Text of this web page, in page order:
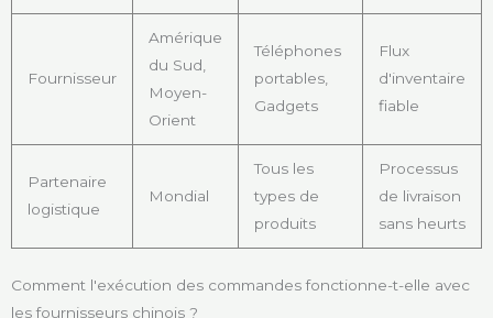
Fournisseur
Amérique
du Sud,
Moyen-
Orient
Téléphones
portables,
Gadgets
Flux
d'inventaire
fiable
Partenaire
logistique
Mondial
Tous les
types de
produits
Processus
de livraison
sans heurts
Comment l'exécution des commandes fonctionne-t-elle avec
les fournisseurs chinois ?